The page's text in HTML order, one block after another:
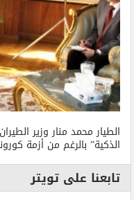
الطيار محمد منار وزير
الذكية” بالرغم من أزمة
تابعنا على تويتر